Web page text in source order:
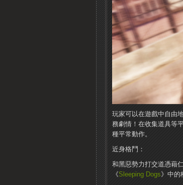
玩家可以在遊戲中自由
務劇情！在收集道具等
種平常動作。
近身格鬥：
和黑惡勢力打交道憑藉
《Sleeping Dogs》中的